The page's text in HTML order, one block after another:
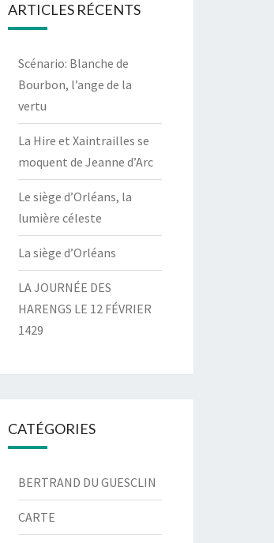
ARTICLES RÉCENTS
Scénario: Blanche de
Bourbon, l’ange de la
vertu
La Hire et Xaintrailles se
moquent de Jeanne d’Arc
Le siège d’Orléans, la
lumière céleste
La siège d’Orléans
LA JOURNÉE DES
HARENGS LE 12 FÉVRIER
1429
CATÉGORIES
BERTRAND DU GUESCLIN
CARTE